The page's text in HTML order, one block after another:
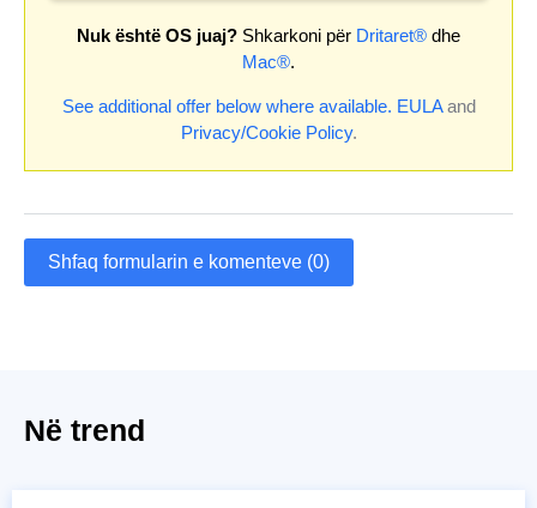
Nuk është OS juaj? Shkarkoni për Dritaret® dhe
Mac®.
See additional offer below where available. EULAand
Privacy/Cookie Policy.
Shfaq formularin e komenteve (0)
Në trend